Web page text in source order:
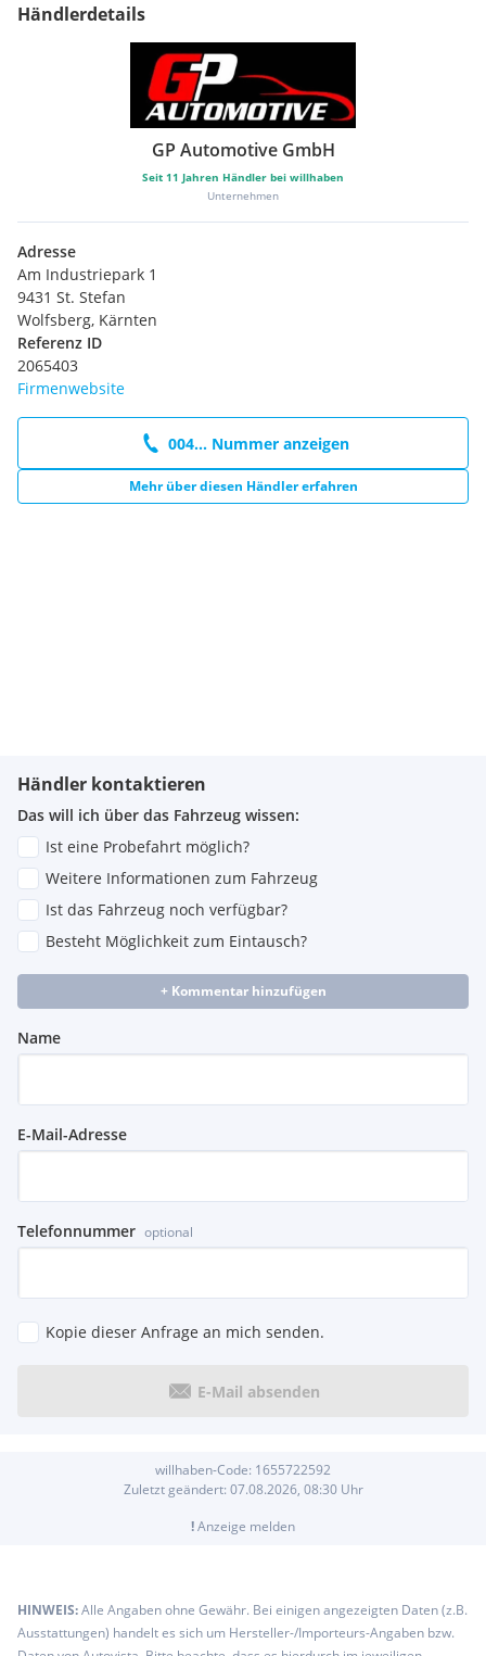
Händlerdetails
GP Automotive GmbH
Seit 11 Jahren Händler bei willhaben
Unternehmen
Adresse
Am Industriepark 1
9431 St. Stefan
Wolfsberg, Kärnten
Referenz ID
2065403
Firmenwebsite
004... Nummer anzeigen
Mehr über diesen Händler erfahren
Händler kontaktieren
Das will ich über das Fahrzeug wissen:
Ist eine Probefahrt möglich?
Weitere Informationen zum Fahrzeug
Ist das Fahrzeug noch verfügbar?
Besteht Möglichkeit zum Eintausch?
+ Kommentar hinzufügen
Name
E-Mail-Adresse
Telefonnummer optional
Kopie dieser Anfrage an mich senden.
E-Mail absenden
willhaben-Code: 1655722592
Zuletzt geändert: 07.08.2026, 08:30Uhr
!Anzeige melden
HINWEIS:Alle Angaben ohne Gewähr. Bei einigen angezeigten Daten (z.B.
Ausstattungen) handelt es sich um Hersteller-/Importeurs-Angaben bzw.